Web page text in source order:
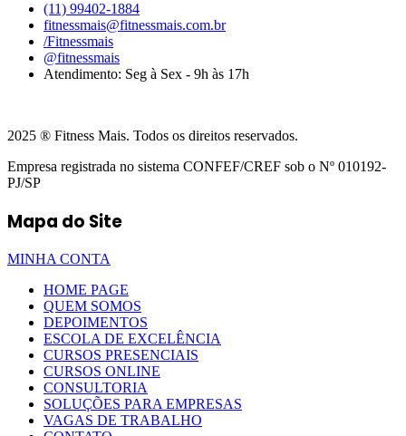
(11) 99402-1884
fitnessmais@fitnessmais.com.br
/Fitnessmais
@fitnessmais
Atendimento: Seg à Sex - 9h às 17h
2025 ® Fitness Mais. Todos os direitos reservados.
Empresa registrada no sistema CONFEF/CREF sob o Nº 010192-
PJ/SP
Mapa do Site
MINHA CONTA
HOME PAGE
QUEM SOMOS
DEPOIMENTOS
ESCOLA DE EXCELÊNCIA
CURSOS PRESENCIAIS
CURSOS ONLINE
CONSULTORIA
SOLUÇÕES PARA EMPRESAS
VAGAS DE TRABALHO